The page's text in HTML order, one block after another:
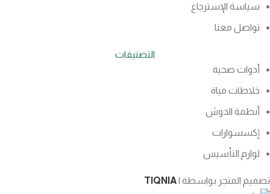
سياسة الإسترجاع
تواصل معنا
التصنيفات
أدوات صحية
خلاطات مياة
أنظمة الدوش
إكسسوارات
لوازم التأسيس
تصميم المتجر بواسطة |TIQNIA